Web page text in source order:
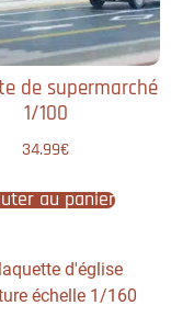
de supermarché
1/100
34.99€
au panier